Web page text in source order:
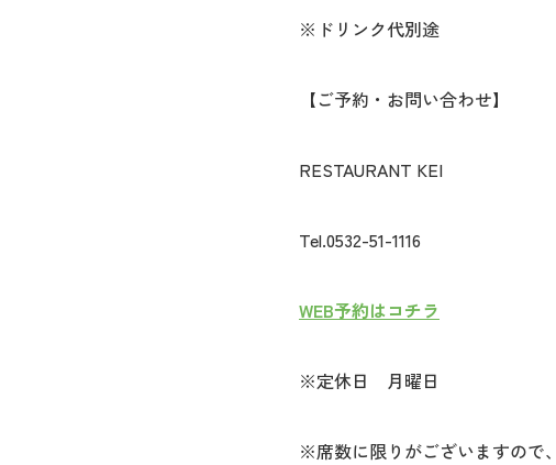
※ドリンク代別途
【ご予約・お問い合わせ】
RESTAURANT KEI
Tel.0532-51-1116
WEB予約はコチラ
※定休日 月曜日
※席数に限りがございますので